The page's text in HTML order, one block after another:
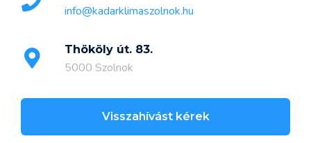
info@kadarklimaszolnok.hu
Thököly út. 83.
5000 Szolnok
Visszahívást kérek